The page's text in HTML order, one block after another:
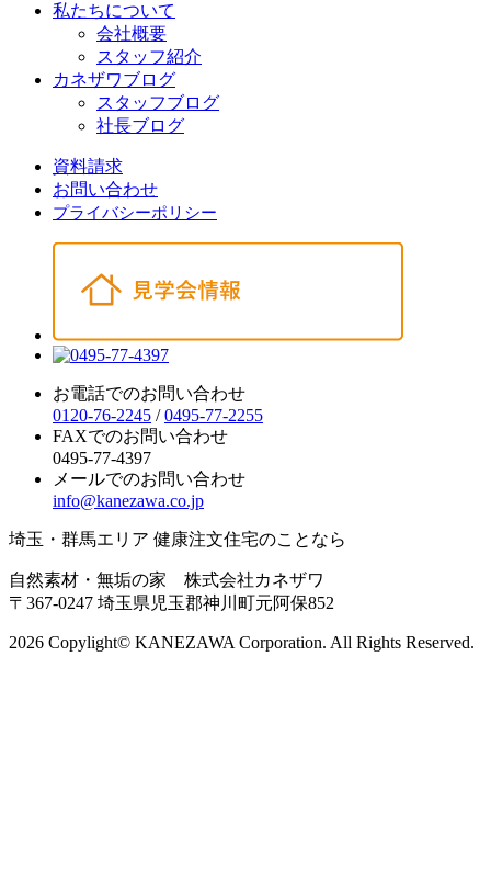
私たちについて
会社概要
スタッフ紹介
カネザワブログ
スタッフブログ
社長ブログ
資料請求
お問い合わせ
プライバシーポリシー
お電話でのお問い合わせ
0120-76-2245 /0495-77-2255
FAXでのお問い合わせ
0495-77-4397
メールでのお問い合わせ
info@kanezawa.co.jp
埼玉・群馬エリア 健康注文住宅のことなら
自然素材・無垢の家 株式会社カネザワ
〒367-0247 埼玉県児玉郡神川町元阿保852
2026 Copylight© KANEZAWA Corporation. All Rights Reserved.